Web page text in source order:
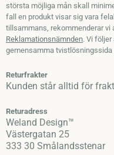
största möjliga mån skall
fall en produkt visar sig vara
tillsammans, rekommenderar vi
Reklamationsnämnden. Vi följer
gemensamma tvistlösningssida
Returfrakter
Kunden står alltid för
Returadress
Weland Design™
Västergatan 25
333 30 Smålandsstenar